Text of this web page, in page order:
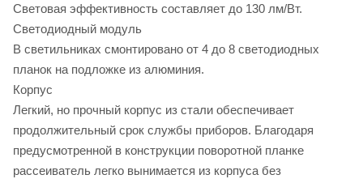
Световая эффективность составляет до 130 лм/Вт.
Светодиодный модуль
В светильниках смонтировано от 4 до 8 светодиодных
планок на подложке из алюминия.
Корпус
Легкий, но прочный корпус из стали обеспечивает
продолжительный срок службы приборов. Благодаря
предусмотренной в конструкции поворотной планке
рассеиватель легко вынимается из корпуса без